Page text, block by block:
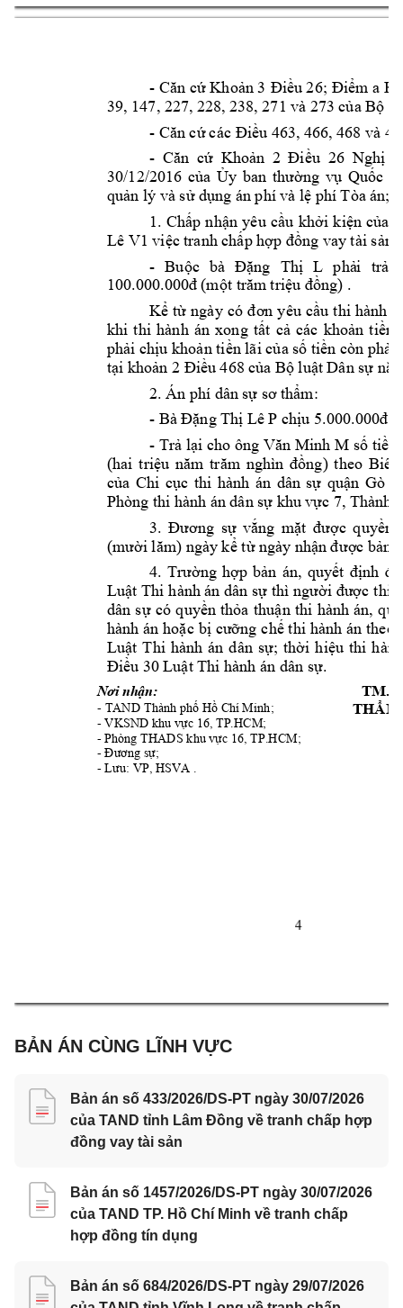

        
         
        
       
      
           
       
         
       
     
        
         
         
         
      
       
         
       
         
         
      
        
      
         
        
         
         
       
Nơi nhận:
       HẨM
     
      
  
   
TM.
THẨM
BẢN ÁN CÙNG LĨNH VỰC
Bản án số 433/2026/DS-PT ngày 30/07/2026
của TAND tỉnh Lâm Đồng về tranh chấp hợp
đồng vay tài sản
Bản án số 1457/2026/DS-PT ngày 30/07/2026
của TAND TP. Hồ Chí Minh về tranh chấp
hợp đồng tín dụng
Bản án số 684/2026/DS-PT ngày 29/07/2026